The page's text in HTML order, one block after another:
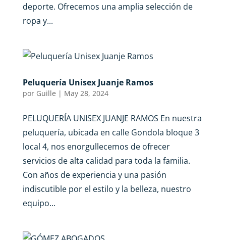
deporte. Ofrecemos una amplia selección de
ropa y...
Peluquería Unisex Juanje Ramos
por Guille | May 28, 2024
PELUQUERÍA UNISEX JUANJE RAMOS En nuestra
peluquería, ubicada en calle Gondola bloque 3
local 4, nos enorgullecemos de ofrecer
servicios de alta calidad para toda la familia.
Con años de experiencia y una pasión
indiscutible por el estilo y la belleza, nuestro
equipo...